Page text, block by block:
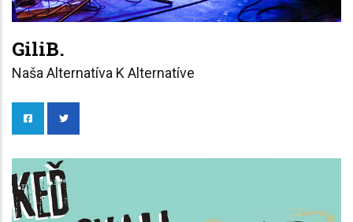
GiliB.
Naša Alternatíva K Alternatíve